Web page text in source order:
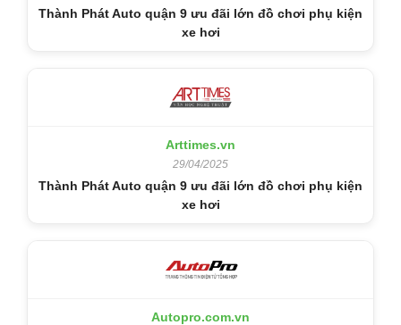
Thành Phát Auto quận 9 ưu đãi lớn đồ chơi phụ kiện
xe hơi
Arttimes.vn
29/04/2025
Thành Phát Auto quận 9 ưu đãi lớn đồ chơi phụ kiện
xe hơi
Autopro.com.vn